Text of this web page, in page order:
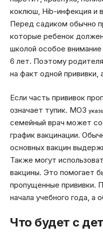
коклюш, Hib-инфекция и
Перед садиком обычно
которые ребенок
школой особое
6 лет. Поэтому
на факт одной прививки,
Если часть прививок
означает тупик. МОЗ
семейный врач может
график вакцинации.
основных вакцин
Также могут
вакцины. Это помогает
пропущенные прививки.
начала учебного года, а
Что будет с